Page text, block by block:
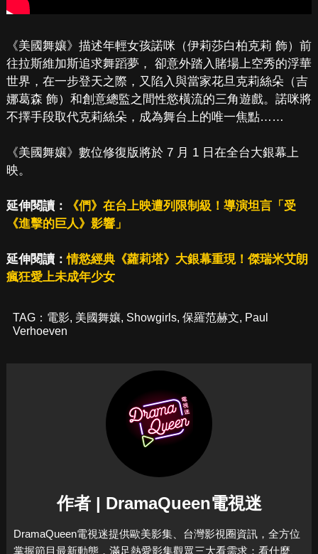
《美國舞孃》描述年輕女孩諾咪（伊莉莎白柏克莉 飾）前
往拉斯維加斯追求舞蹈夢， 卻意外踏入賭場上空秀的浮華
世界，在一步登天之際，又陷入與當家花旦克莉絲朵（吉
娜葛森 飾）和創意總監之間性慾橫流的三角遊戲。諾咪將
不擇手段取代克莉絲朵，成為舞台上的唯一焦點……
《美國舞孃》數位修復版將於 7 月 1 日在全台大銀幕上
映。
延伸閱讀：
《們》在台上映遭列限制級！導演坦言「受
《進擊的巨人》影響」
延伸閱讀：情慾經典《蘿莉塔》大銀幕重現！傑瑞米艾朗
瘋狂愛上未成年少女
TAG： 電影, 美國舞孃, Showgirls, 保羅范赫文, Paul
Verhoeven
作者 | DramaQueen電視迷
DramaQueen電視迷提供歐美影集、台灣影視圈資訊，全方位
掌握節目最新動態，滿足熱愛影集觀眾三大看需求：看什麼、